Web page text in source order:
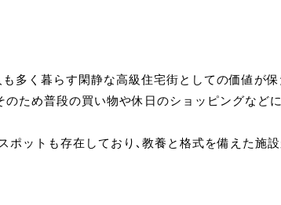
多く暮らす閑静な高級住宅街としての価値が
め普段の買い物や休日のショッピングなど
スポットも存在しており、教養と格式を備えた